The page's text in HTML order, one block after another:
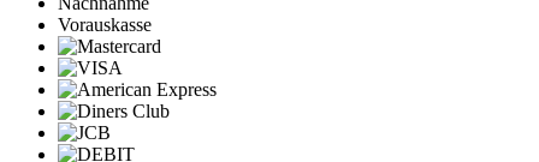
Vorauskasse